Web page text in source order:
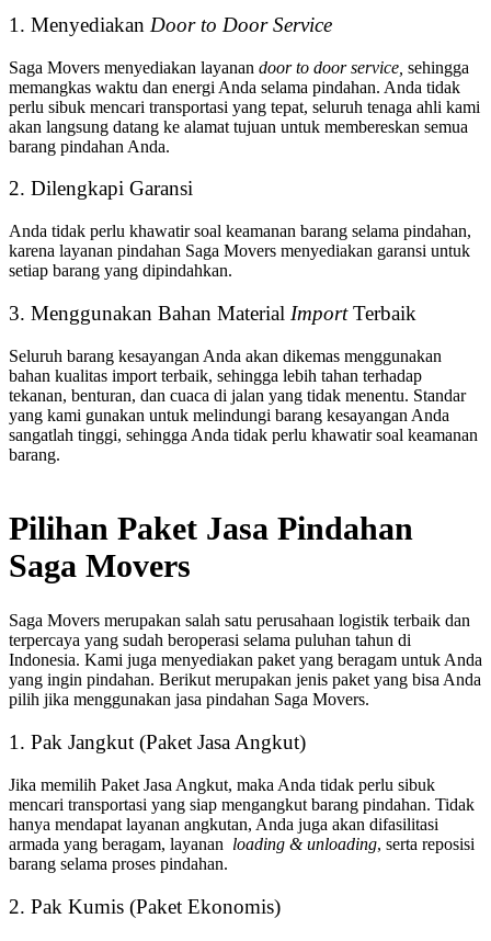
1. Menyediakan Door to Door Service
Saga Movers menyediakan layanan door to door service, sehingga
memangkas waktu dan energi Anda selama pindahan. Anda tidak
perlu sibuk mencari transportasi yang tepat, seluruh tenaga ahli kami
akan langsung datang ke alamat tujuan untuk membereskan semua
barang pindahan Anda.
2. Dilengkapi Garansi
Anda tidak perlu khawatir soal keamanan barang selama pindahan,
karena layanan pindahan Saga Movers menyediakan garansi untuk
setiap barang yang dipindahkan.
3. Menggunakan Bahan Material ImportTerbaik
Seluruh barang kesayangan Anda akan dikemas menggunakan
bahan kualitas import terbaik, sehingga lebih tahan terhadap
tekanan, benturan, dan cuaca di jalan yang tidak menentu. Standar
yang kami gunakan untuk melindungi barang kesayangan Anda
sangatlah tinggi, sehingga Anda tidak perlu khawatir soal keamanan
barang.
Pilihan Paket Jasa Pindahan
Saga Movers
Saga Movers merupakan salah satu perusahaan logistik terbaik dan
terpercaya yang sudah beroperasi selama puluhan tahun di
Indonesia. Kami juga menyediakan paket yang beragam untuk Anda
yang ingin pindahan. Berikut merupakan jenis paket yang bisa Anda
pilih jika menggunakan jasa pindahan Saga Movers.
1. Pak Jangkut (Paket Jasa Angkut)
Jika memilih Paket Jasa Angkut, maka Anda tidak perlu sibuk
mencari transportasi yang siap mengangkut barang pindahan. Tidak
hanya mendapat layanan angkutan, Anda juga akan difasilitasi
armada yang beragam, layanan loading & unloading, serta reposisi
barang selama proses pindahan.
2. Pak Kumis (Paket Ekonomis)